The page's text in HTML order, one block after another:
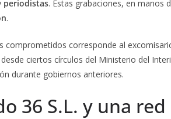
periodistas. Estas grabaciones, en manos
.
corresponde al
ciertos círculos del Ministerio del
durante gobiernos anteriores.
36 S.L. y una red